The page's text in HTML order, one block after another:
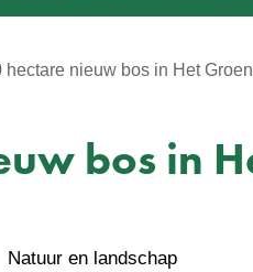
hectare nieuw bos in Het
bos in
Natuur en landschapBevat